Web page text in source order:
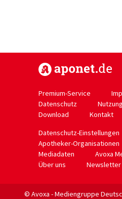
Premium-Service
Datenschutz
Download
Kontakt
Datenschutz-Einstellungen
Apotheker-Organisationen
Mediadaten
Avoxa
Über uns
Newsletter
© Avoxa - Mediengruppe